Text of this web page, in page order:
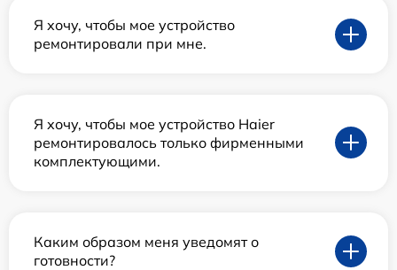
Я хочу, чтобы мое устройство
ремонтировали при мне.
Я хочу, чтобы мое устройство Haier
ремонтировалось только фирменными
комплектующими.
Каким образом меня уведомят о
готовности?